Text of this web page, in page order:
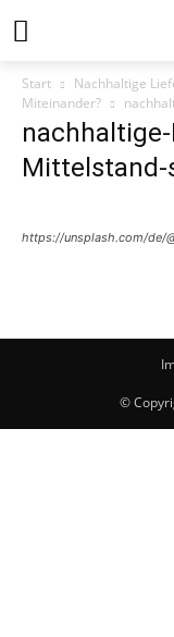
Start
Nachhaltige
Miteinander?
Mittelstand-
https://unsplash.com/de/
©